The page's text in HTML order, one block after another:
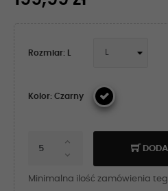
Rozmiar: L
Kolor: Czarny
Minimalna ilość zamówienia